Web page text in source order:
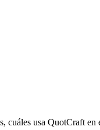
cuáles usa QuotCraft